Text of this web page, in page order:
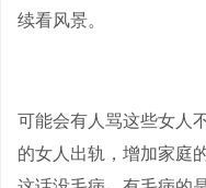
续看风景。
可能会有人骂这些女人
的女人出轨，增加家庭